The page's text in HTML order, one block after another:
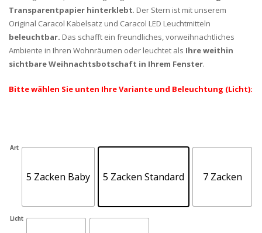
Transparentpapier hinterklebt. Der Stern ist mit unserem
Original Caracol Kabelsatz und Caracol LED Leuchtmitteln
beleuchtbar. Das schafft ein freundliches, vorweihnachtliches
Ambiente in Ihren Wohnräumen oder leuchtet als Ihre weithin
sichtbare Weihnachtsbotschaft in Ihrem Fenster.
Bitte wählen Sie unten IhreVariante und Beleuchtung (Licht):
Art
5 Zacken Baby 5 Zacken Standard 7 Zacken
Licht